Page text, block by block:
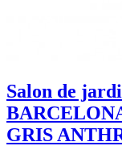
Salon de
GRIS